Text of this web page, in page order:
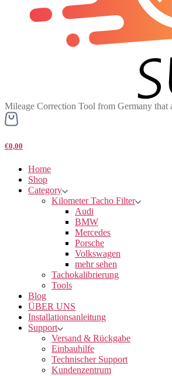
Mileage Correction Tool from Germany
€0,00
Home
Shop
Category
Kilometer Tacho Filter
Audi
BMW
Mercedes
Porsche
Volkswagen
mehr sehen
Tachokalibrierung
Tools
Blog
ÜBER UNS
Installationsanleitung
Support
Versand & Rückgabe
Einbauhilfe
Technischer Support
Kundenzentrum